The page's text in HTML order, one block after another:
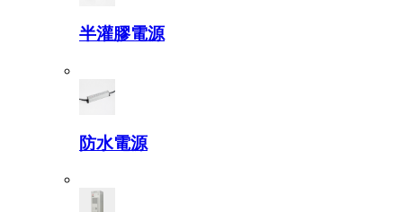
半灌膠電源
防水電源